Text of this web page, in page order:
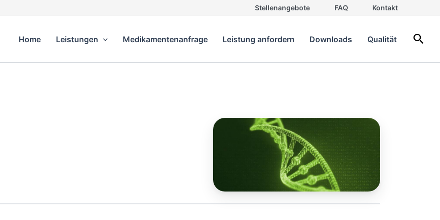
Stellenangebote FAQ Kontakt
Home Leistungen Medikamentenanfrage Leistung anfordern Downloads Qualität